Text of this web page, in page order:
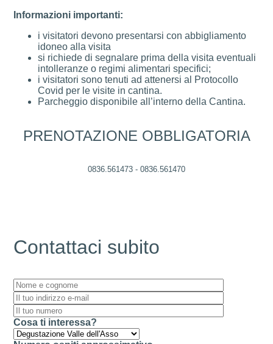
Informazioni importanti:
i visitatori devono presentarsi con abbigliamento
idoneo alla visita
si richiede di segnalare prima della visita eventuali
intolleranze o regimi alimentari specifici;
i visitatori sono tenuti ad attenersi al Protocollo
Covid per le visite in cantina.
Parcheggio disponibile all’interno della Cantina.
PRENOTAZIONE OBBLIGATORIA
0836.561473 - 0836.561470
Contattaci subito
Cosa ti interessa?